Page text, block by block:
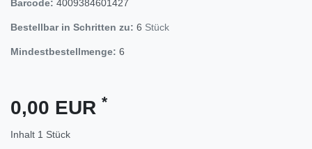
Barcode: 4009384601427
Bestellbar in Schritten zu: 6 Stück
Mindestbestellmenge: 6
0,00 EUR *
Inhalt 1 Stück